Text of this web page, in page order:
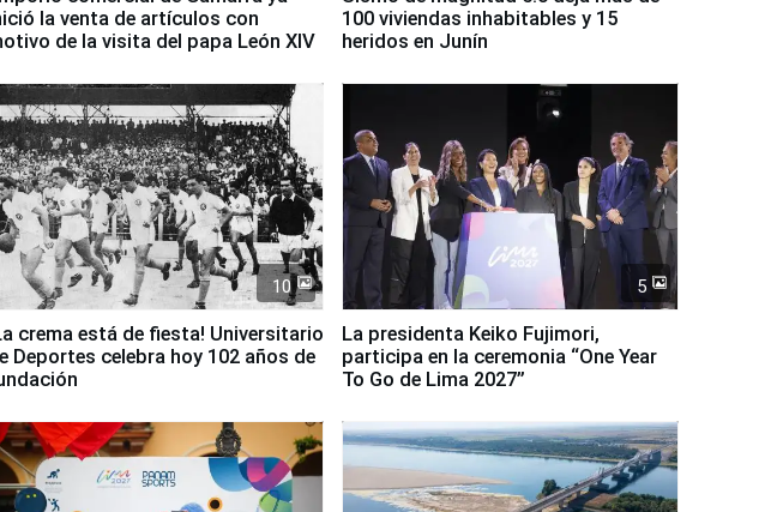
la venta de artículos con
de la visita del papa León XIV
100 viviendas inhabitables y 15
heridos en Junín
10
crema está de fiesta! Universitario
Deportes celebra hoy 102 años de
5
La presidenta Keiko Fujimori,
participa en la ceremonia “One Year
To Go de Lima 2027”